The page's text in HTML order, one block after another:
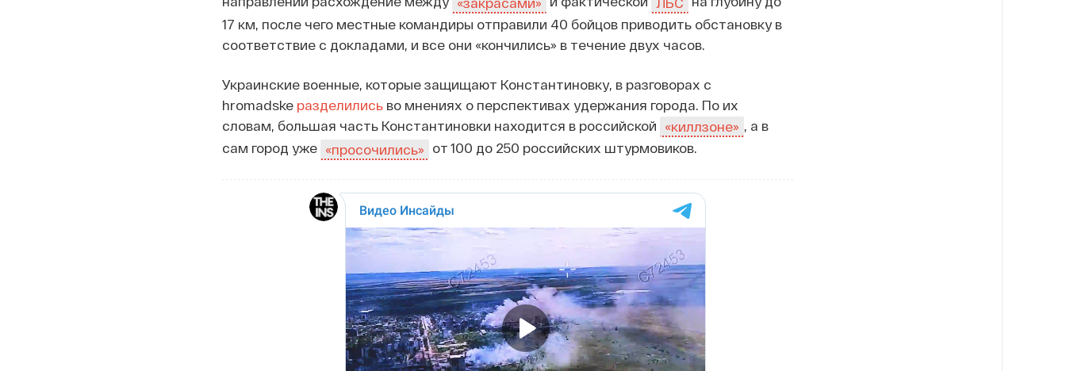
17 км, после чего местные командиры отправили 40 бойцов приводить обстановку в
соответствие с докладами, и все они «кончились» в течение двух часов.
Украинские военные, которые защищают Константиновку, в разговорах с
hromadske разделилисьво мнениях о перспективах удержания города. По их
словам, большая часть Константиновки находится в российской «киллзоне»
, а в
сам город уже «просочились» от 100 до 250 российских штурмовиков.